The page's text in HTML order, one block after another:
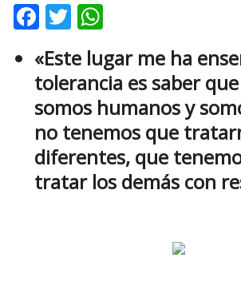
F
e
b
o
o
k
T
w
itt
er
at
s
A
p
p
«Este lugar me ha
tolerancia es saber
somos humanos y
no tenemos que
diferentes, que
tratar los demás con